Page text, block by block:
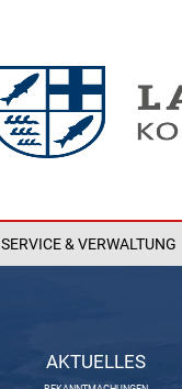
SERVICE & VERWALTUNG
AKTUELLES